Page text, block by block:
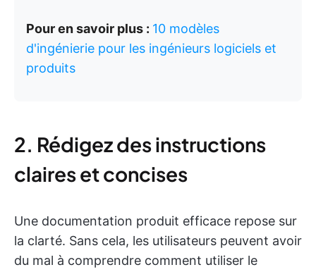
Pour en savoir plus : 10 modèles
d'ingénierie pour les ingénieurs logiciels et
produits
2. Rédigez des instructions
claires et concises
Une documentation produit efficace repose sur
la clarté. Sans cela, les utilisateurs peuvent avoir
du mal à comprendre comment utiliser le